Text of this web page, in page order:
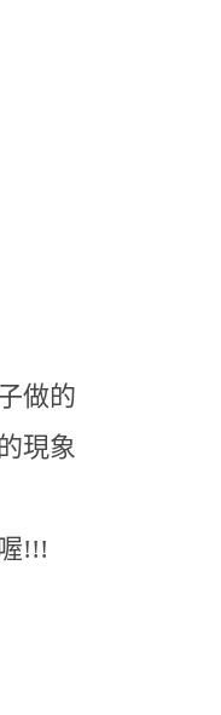
做的
現象
!!!